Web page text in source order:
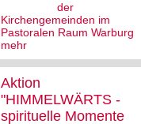
der
Kirchengemeinden im
Pastoralen Raum Warburg
mehr
Aktion
"HIMMELWÄRTS -
spirituelle Momente